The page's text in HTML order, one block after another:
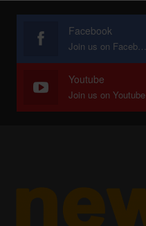
Facebook
Join us on Facebook
Youtube
Join us on Youtube